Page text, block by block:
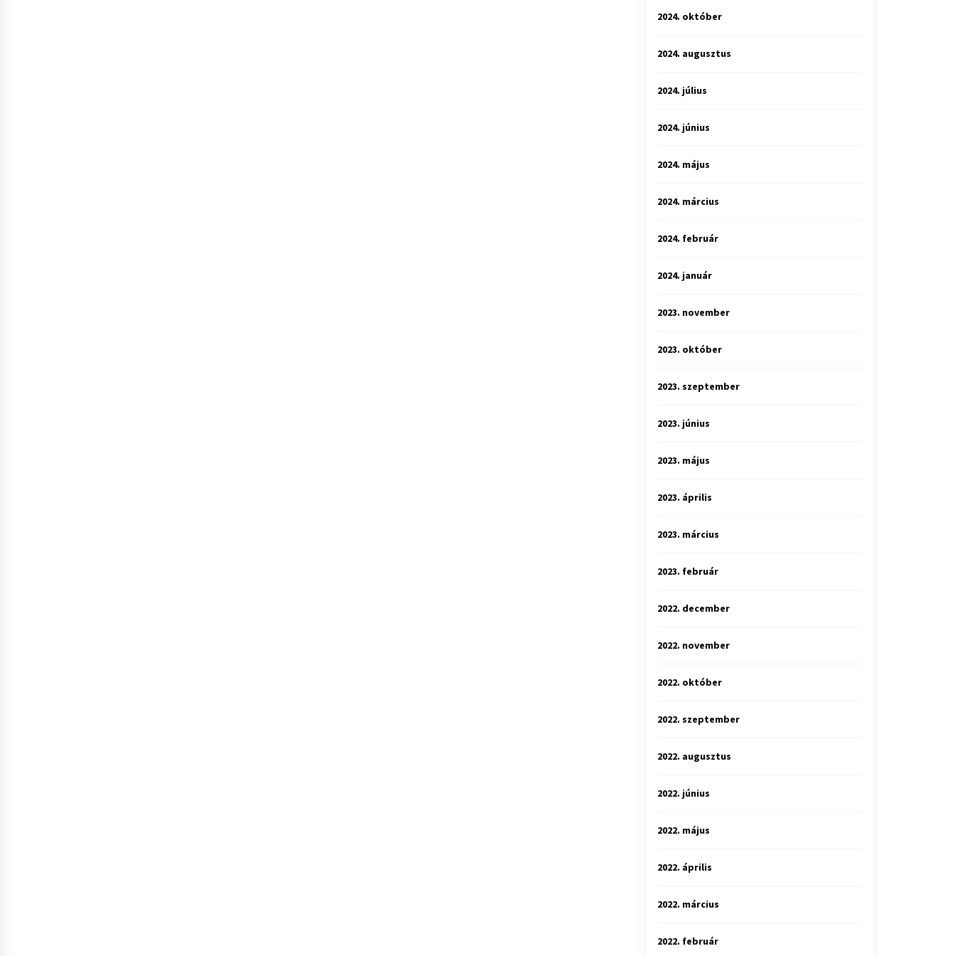
2024. október
2024. augusztus
2024. július
2024. június
2024. május
2024. március
2024. február
2024. január
2023. november
2023. október
2023. szeptember
2023. június
2023. május
2023. április
2023. március
2023. február
2022. december
2022. november
2022. október
2022. szeptember
2022. augusztus
2022. június
2022. május
2022. április
2022. március
2022. február